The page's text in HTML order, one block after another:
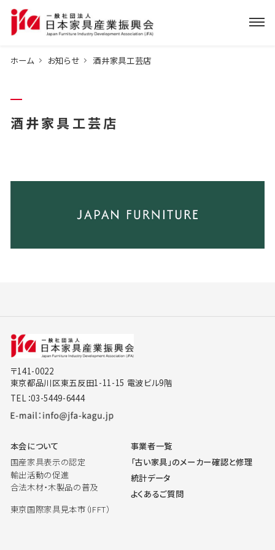
ホーム お知らせ 酒井家具工芸店
酒井家具工芸店
〒141-0022
東京都品川区東五反田1-11-15 電波ビル9階
TEL：03-5449-6444
本会について
国産家具表示の認定
輸出活動の促進
合法木材・木製品の普及
東京国際家具見本市（IFFT）
事業者一覧
「古い家具」のメーカー確認と修理
統計データ
よくあるご質問